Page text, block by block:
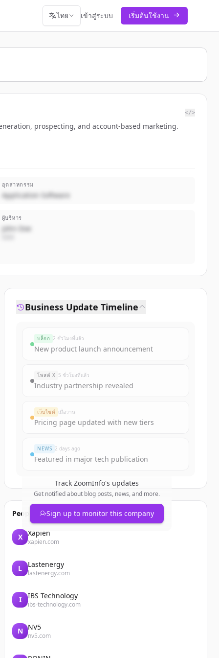
ไทย เข้าสู่ระบบ เริ่มต้นใช้งาน
</>
prospecting, and account-based marketing.
อุตสาหกรรม
Application Software
ผู้บริหาร
John Doe
Business Update Timeline
บล็อก 2 ชั่วโมงที่แล้ว
New product launch announcement
โพสต์ X 5 ชั่วโมงที่แล้ว
Industry partnership revealed
เว็บไซต์ เมื่อวาน
Pricing page updated with new tiers
NEWS 2 days ago
Featured in major tech publication
Track ZoomInfo's updates
Get notified about blog posts, news, and more.
Sign up to monitor this company
People also viewed
X Xapien
xapien.com
L Lastenergy
lastenergy.com
I IBS Technology
ibs-technology.com
N NV5
nv5.com